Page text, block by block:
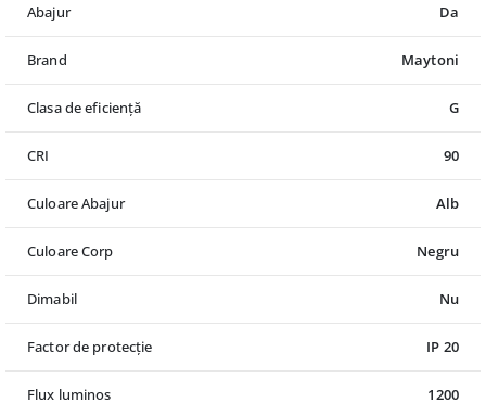
Abajur Da
Brand Maytoni
Clasa de eficiență G
CRI 90
Culoare Abajur Alb
Culoare Corp Negru
Dimabil Nu
Factor de protecție IP 20
Flux luminos 1200